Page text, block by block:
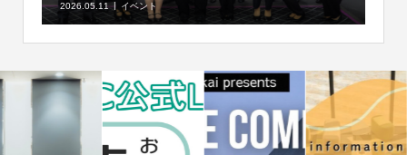
2026.05.11 イベント